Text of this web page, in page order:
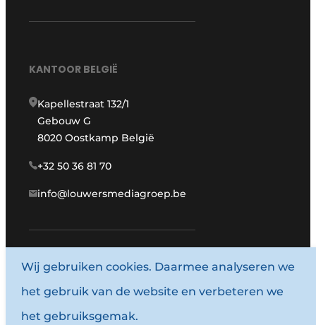
KANTOOR BELGIË
Kapellestraat 132/1
Gebouw G
8020 Oostkamp België
+32 50 36 81 70
info@louwersmediagroep.be
www.louwersmediagroep.com
© 1987 - 2026 Louwersmediagroep.
Algemene voorwaarden
Wij gebruiken cookies. Daarmee analyseren we
het gebruik van de website en verbeteren we
het gebruiksgemak.